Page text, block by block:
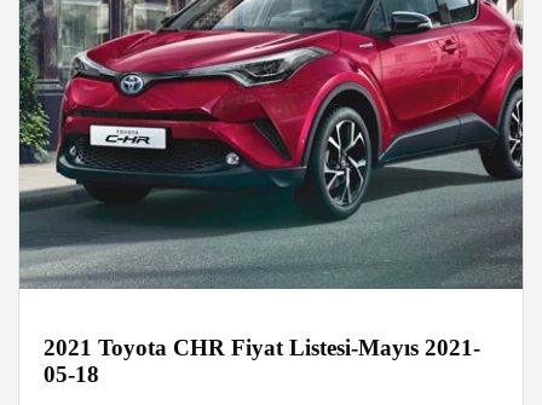
2021 Toyota CHR Fiyat Listesi-Mayıs 2021-
05-18